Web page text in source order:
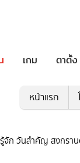
เกม ตาตั้ง
หน้าแรก
รู้จัก วันสำคัญ สงกรา